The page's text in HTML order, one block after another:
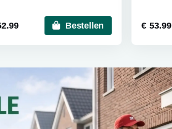
Bestellen € 53.99